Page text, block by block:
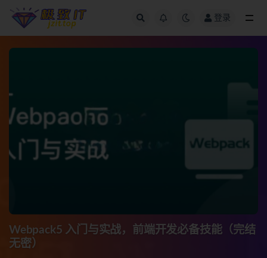
登录
Webpack5 入门与实战，前端开发必备技能（完结
无密）